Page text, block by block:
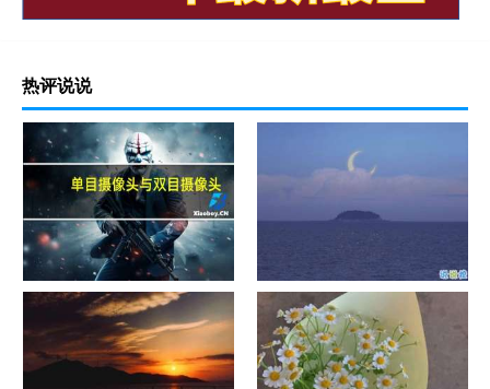
热评说说
单目摄像头与双目摄像头
晚安励志语录带图片 晚安心语
励志鸡汤